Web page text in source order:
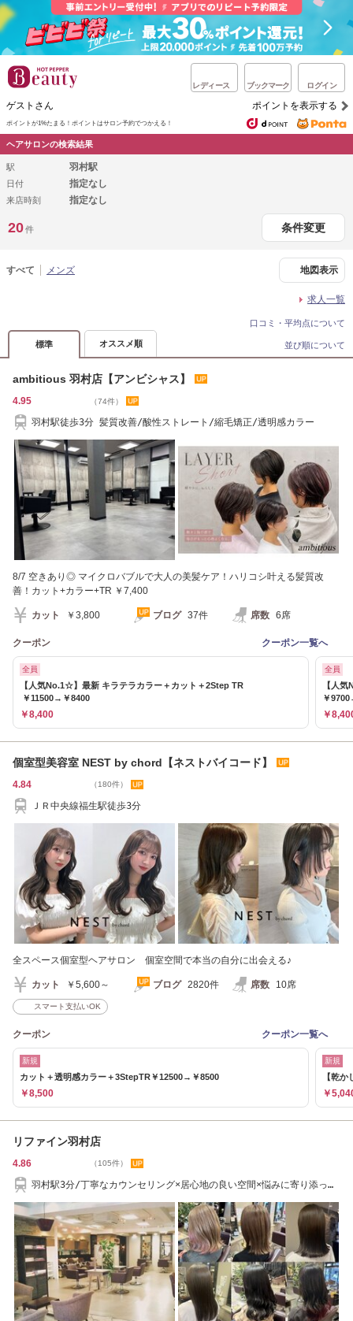
レディース ブックマーク ログイン
ゲストさん ポイントを表示する
ポイントが1%たまる！ ポイントはサロン予約でつかえる！
ヘアサロンの検索結果
駅 羽村駅
日付 指定なし
来店時刻 指定なし
20件 条件変更
すべて メンズ 地図表示
求人一覧
口コミ・平均点について
標準 オススメ順 並び順について
ambitious 羽村店【アンビシャス】
4.95 （74件）
羽村駅徒歩3分 髪質改善/酸性ストレート/縮毛矯正/透明感カラー
8/7 空きあり◎ マイクロバブルで大人の美髪ケア！ハリコシ叶える髪質改
善！カット+カラー+TR ￥7,400
カット ￥3,800 ブログ 37件 席数 6席
クーポン クーポン一覧へ
全員
【人気No.1☆】最新 キラテラカラー＋カット＋2Step TR
￥11500→￥8400
￥8,400
全員
【人
￥
￥
個室型美容室 NEST by chord【ネストバイコード】
4.84 （180件）
ＪＲ中央線福生駅徒歩3分
全スペース個室型ヘアサロン 個室空間で本当の自分に出会える♪
カット ￥5,600～ ブログ 2820件 席数 10席
スマート支払いOK
クーポン クーポン一覧へ
新規
カット＋透明感カラー＋3StepTR￥12500→￥8500
￥8,500
新規
【乾
￥
リファイン羽村店
4.86 （105件）
羽村駅3分/丁寧なカウンセリング×居心地の良い空間×悩みに寄り添った